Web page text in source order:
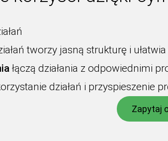
tworzy jasną strukturę i
łączą działania z odpowiednimi
działań i przyspieszenie
Zapytaj